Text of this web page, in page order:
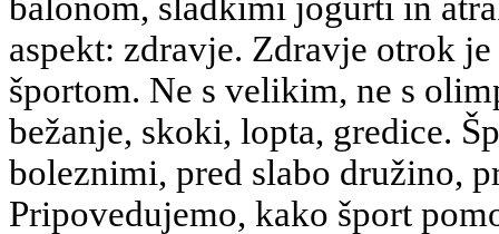
aspekt: zdravje. Zdravje otrok
športom. Ne s velikim, ne s
bežanje, skoki, lopta, gredice.
boleznimi, pred slabo družino,
Pripovedujemo, kako šport